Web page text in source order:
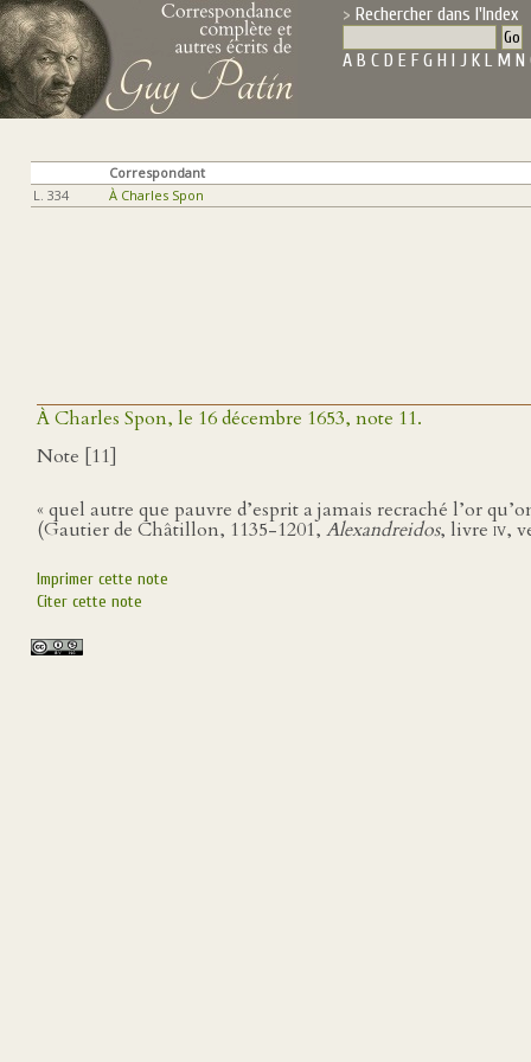
Rechercher dans l'Index
A B C D E F G H I J K L M N